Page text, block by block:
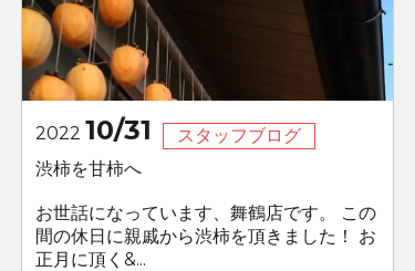
2022 10/31
スタッフブログ
渋柿を甘柿へ
お世話になっています、舞鶴店です。 この
間の休日に親戚から渋柿を頂きました！ お
正月に頂く&...